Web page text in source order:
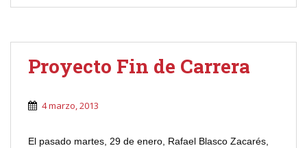
Proyecto Fin de Carrera
4 marzo, 2013
El pasado martes, 29 de enero, Rafael Blasco Zacarés,